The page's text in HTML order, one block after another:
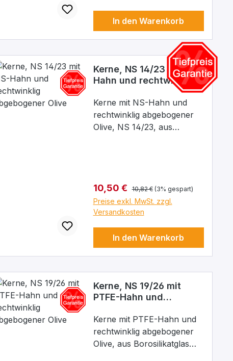
In den Warenkorb
Kerne, NS 14/23 mit NS-
Hahn und rechtwinklig
abgebogener Olive
Kerne mit NS-Hahn und
rechtwinklig abgebogener
Olive, NS 14/23, aus
Verkaufspreis:
10,50 € Regulärer Preis:
10,82 € (3% gespart)
Preise exkl. MwSt. zzgl.
Versandkosten
In den Warenkorb
Kerne, NS 19/26 mit
PTFE-Hahn und
abgebogener Olive
Kerne mit PTFE-Hahn und
rechtwinklig abgebogener
Olive, aus Borosilikatglas